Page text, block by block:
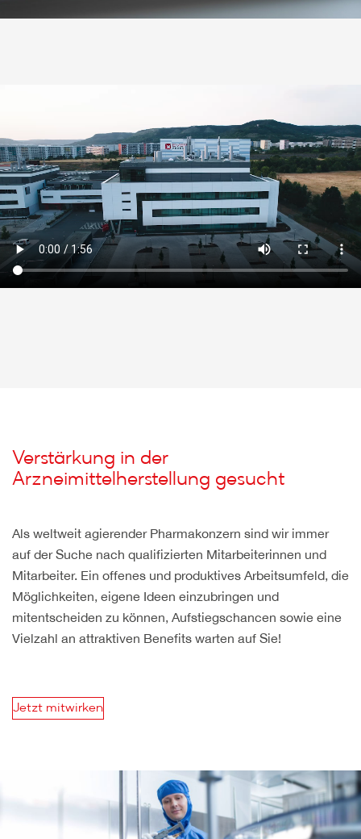
Verstärkung in der
Arzneimittelherstellung gesucht
Als weltweit agierender Pharmakonzern sind wir immer
auf der Suche nach qualifizierten Mitarbeiterinnen und
Mitarbeiter. Ein offenes und produktives Arbeitsumfeld, die
Möglichkeiten, eigene Ideen einzubringen und
mitentscheiden zu können, Aufstiegschancen sowie eine
Vielzahl an attraktiven Benefits warten auf Sie!
Jetzt mitwirken